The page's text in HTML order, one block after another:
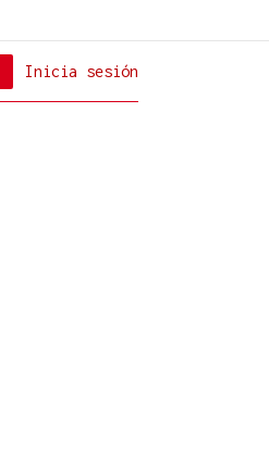
Inicia sesión